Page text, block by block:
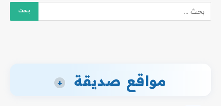
مواقع صديقة +